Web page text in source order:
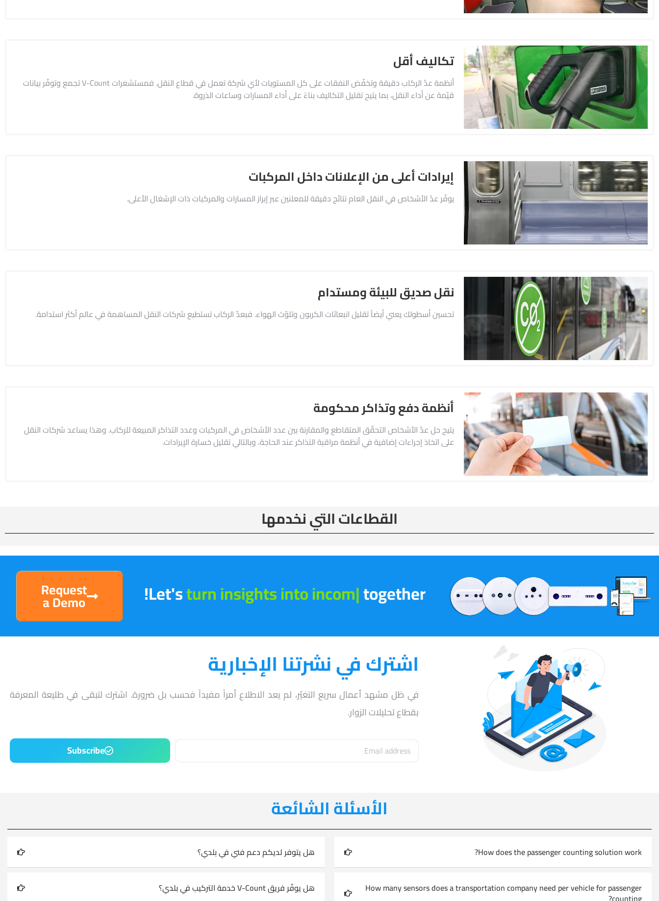
تكاليف أقل
أنظمة عدّ الركاب دقيقة وتخفّض النفقات على كل المستويات لأي شركة تعمل في قطاع النقل. فمستشعرات V-Count تجمع وتوفّر بيانات
قيّمة عن أداء النقل، بما يتيح تقليل التكاليف بناءً على أداء المسارات وساعات الذروة.
إيرادات أعلى من الإعلانات داخل المركبات
يوفّر عدّ الأشخاص في النقل العام نتائج دقيقة للمعلنين عبر إبراز المسارات والمركبات ذات الإشغال الأعلى.
نقل صديق للبيئة ومستدام
تحسين أسطولك يعني أيضاً تقليل انبعاثات الكربون وتلوّث الهواء. فبعدّ الركاب تستطيع شركات النقل المساهمة في عالم أكثر استدامة.
أنظمة دفع وتذاكر محكومة
يتيح حل عدّ الأشخاص التحقّق المتقاطع والمقارنة بين عدد الأشخاص في المركبات وعدد التذاكر المبيعة للركاب. وهذا يساعد شركات النقل
على اتخاذ إجراءات إضافية في أنظمة مراقبة التذاكر عند الحاجة، وبالتالي تقليل خسارة الإيرادات.
القطاعات التي نخدمها
Let'sturn insights into income|together!
Request
a Demo
اشترك في نشرتنا الإخبارية
في ظل مشهد أعمال سريع التغيّر، لم يعد الاطلاع أمراً مفيداً فحسب بل ضرورة. اشترك لتبقى في طليعة المعرفة
بقطاع تحليلات الزوار.
Subscribe
الأسئلة الشائعة
How does the passenger counting solution work?
How many sensors does a transportation company need per vehicle for passenger
هل يتوفر لديكم دعم فني في بلدي؟
هل يوفّر فريق V-Count خدمة التركيب في بلدي؟